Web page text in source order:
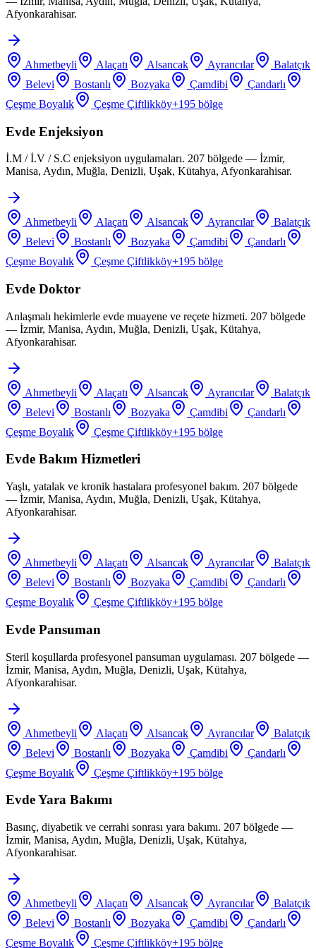
Afyonkarahisar.
Ahmetbeyli Alaçatı Alsancak Ayrancılar
Balatçık
Belevi
Bostanlı Bozyaka Çamdibi
Çandarlı
Çeşme Boyalık
Çeşme Çiftlikköy+195 bölge
Evde Enjeksiyon
İ.M / İ.V / S.C enjeksiyon uygulamaları. 207 bölgede — İzmir,
Manisa, Aydın, Muğla, Denizli, Uşak, Kütahya, Afyonkarahisar.
Ahmetbeyli Alaçatı Alsancak Ayrancılar
Balatçık
Belevi
Bostanlı Bozyaka Çamdibi
Çandarlı
Çeşme Boyalık
Çeşme Çiftlikköy+195 bölge
Evde Doktor
Anlaşmalı hekimlerle evde muayene ve reçete hizmeti. 207 bölgede
— İzmir, Manisa, Aydın, Muğla, Denizli, Uşak, Kütahya,
Afyonkarahisar.
Ahmetbeyli Alaçatı Alsancak Ayrancılar
Balatçık
Belevi
Bostanlı Bozyaka Çamdibi
Çandarlı
Çeşme Boyalık
Çeşme Çiftlikköy+195 bölge
Evde Bakım Hizmetleri
Yaşlı, yatalak ve kronik hastalara profesyonel bakım. 207 bölgede
— İzmir, Manisa, Aydın, Muğla, Denizli, Uşak, Kütahya,
Afyonkarahisar.
Ahmetbeyli Alaçatı Alsancak Ayrancılar
Balatçık
Belevi
Bostanlı Bozyaka Çamdibi
Çandarlı
Çeşme Boyalık
Çeşme Çiftlikköy+195 bölge
Evde Pansuman
Steril koşullarda profesyonel pansuman uygulaması. 207 bölgede —
İzmir, Manisa, Aydın, Muğla, Denizli, Uşak, Kütahya,
Afyonkarahisar.
Ahmetbeyli Alaçatı Alsancak Ayrancılar
Balatçık
Belevi
Bostanlı Bozyaka Çamdibi
Çandarlı
Çeşme Boyalık
Çeşme Çiftlikköy+195 bölge
Evde Yara Bakımı
Basınç, diyabetik ve cerrahi sonrası yara bakımı. 207 bölgede —
İzmir, Manisa, Aydın, Muğla, Denizli, Uşak, Kütahya,
Afyonkarahisar.
Ahmetbeyli Alaçatı Alsancak Ayrancılar
Balatçık
Belevi
Bostanlı Bozyaka Çamdibi
Çandarlı
Çeşme Boyalık
Çeşme Çiftlikköy+195 bölge